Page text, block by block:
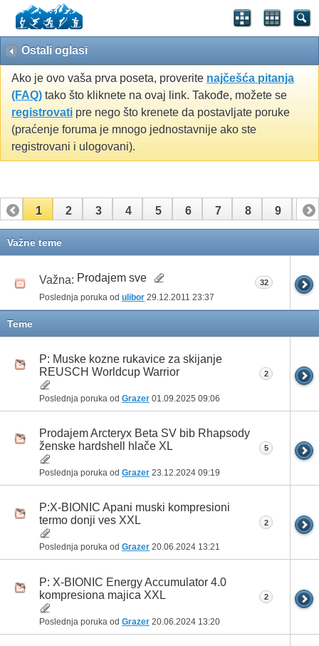
Ostali oglasi
Ako je ovo vaša prva poseta, proverite najčešća pitanja
(FAQ) tako što kliknete na ovaj link. Takođe, možete se
registrovati pre nego što krenete da postavljate poruke
(praćenje foruma je mnogo jednostavnije ako ste
registrovani i ulogovani).
1 2 3 4 5 6 7 8 9 10
11
Važne teme
Važna: Prodajem sve
Poslednja poruka od ulibor 29.12.2011 23:37
32
Teme
P: Muske kozne rukavice za skijanje
REUSCH Worldcup Warrior
Poslednja poruka od Grazer 01.09.2025 09:06
2
Prodajem Arcteryx Beta SV bib Rhapsody
ženske hardshell hlače XL
Poslednja poruka od Grazer 23.12.2024 09:19
5
P:X-BIONIC Apani muski kompresioni
termo donji ves XXL
Poslednja poruka od Grazer 20.06.2024 13:21
2
P: X-BIONIC Energy Accumulator 4.0
kompresiona majica XXL
Poslednja poruka od Grazer 20.06.2024 13:20
2